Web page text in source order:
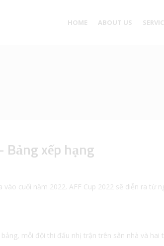
HOME ABOUT US
Bảng xếp hạng
vào cuối năm 2022. AFF Cup 2022 sẽ diễn ra
mỗi đội thi đấu nhị trận trên sân nhà và hai